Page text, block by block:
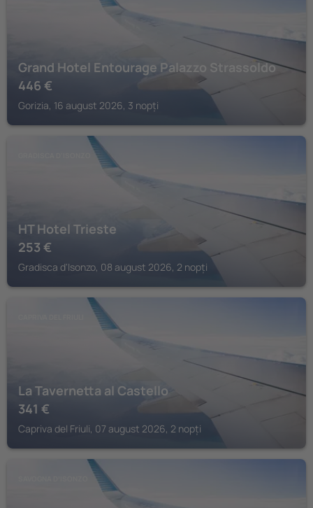
Grand Hotel Entourage Palazzo Strassoldo
446 €
Gorizia, 16 august 2026, 3 nopți
HT Hotel Trieste
253 €
Gradisca d'Isonzo, 08 august 2026, 2 nopți
La Tavernetta al Castello
341 €
Capriva del Friuli, 07 august 2026, 2 nopți